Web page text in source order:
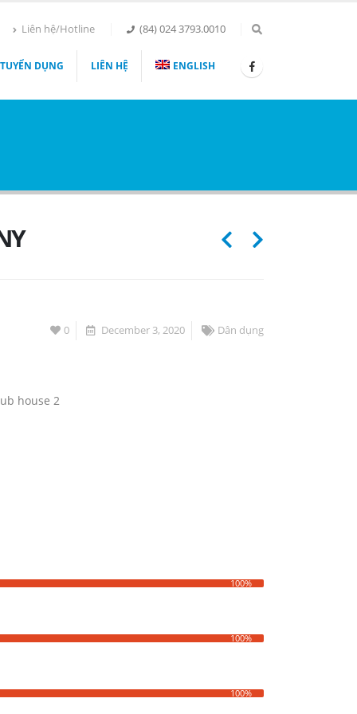
Liên hệ/Hotline (84) 024 3793.0010
TUYỂN DỤNG LIÊN HỆ ENGLISH
0 December 3, 2020 Dân dụng
house 2
100%
100%
100%